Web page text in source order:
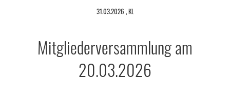
31.03.2026 , KL
Mitgliederversammlung am
20.03.2026